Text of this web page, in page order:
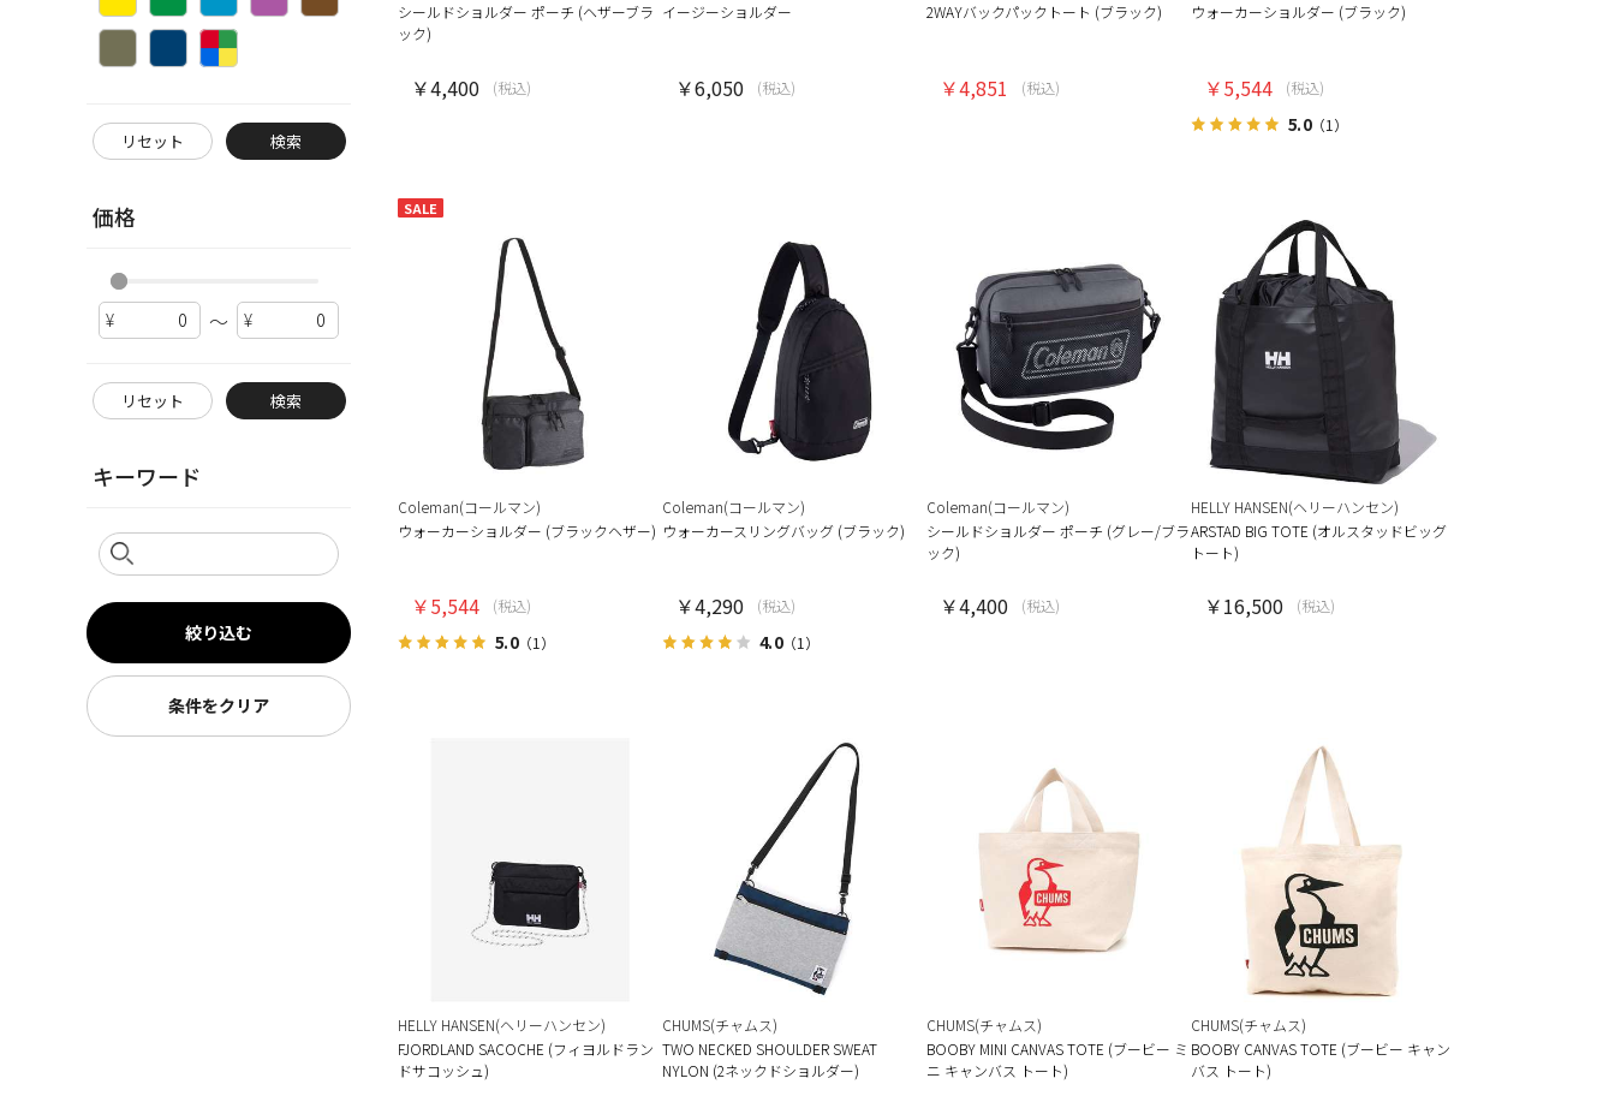
リセット 検索
価格
～
リセット 検索
キーワード
絞り込む
条件をクリア
シールドショルダー ポーチ (ヘザーブラ
ック)
￥4,400 (税込)
イージーショルダー
￥6,050 (税込)
2WAYバックパックトート (ブラック)
￥4,851 (税込)
ウォーカーショルダー (ブラック)
5.0（1）
￥5,544 (税込)
SALE
Coleman(コールマン)
ウォーカーショルダー (ブラックヘザー)
5.0（1）
￥5,544 (税込)
Coleman(コールマン)
ウォーカースリングバッグ (ブラック)
4.0（1）
￥4,290 (税込)
Coleman(コールマン)
シールドショルダー ポーチ (グレー/ブラ
ック)
￥4,400 (税込)
HELLY HANSEN(ヘリーハンセン)
ARSTAD BIG TOTE (オルスタッドビッグ
トート)
￥16,500 (税込)
HELLY HANSEN(ヘリーハンセン)
FJORDLAND SACOCHE (フィヨルドラン
ドサコッシュ)
CHUMS(チャムス)
TWO NECKED SHOULDER SWEAT
NYLON (2ネックドショルダー)
CHUMS(チャムス)
BOOBY MINI CANVAS TOTE (ブービー ミ
ニ キャンバス トート)
CHUMS(チャムス)
BOOBY CANVAS TOTE (ブービー キャン
バス トート)